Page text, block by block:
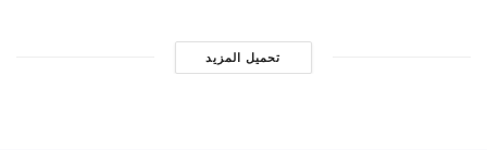
تحميل المزيد